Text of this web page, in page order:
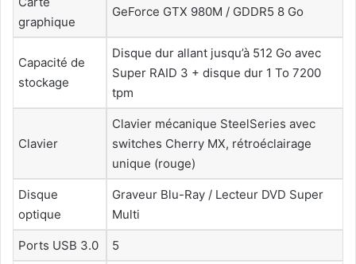
graphique
GeForce GTX 980M / GDDR5 8 Go
Capacité de
stockage
Disque dur allant jusqu’à 512 Go avec
Super RAID 3 + disque dur 1 To 7200
tpm
Clavier
Clavier mécanique SteelSeries avec
switches Cherry MX, rétroéclairage
unique (rouge)
Disque
optique
Graveur Blu-Ray / Lecteur DVD Super
Multi
Ports USB 3.0 5